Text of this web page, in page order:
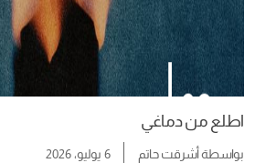
اطلع من دماغي
بواسطةأشرقت حاتم 6 يوليو، 2026